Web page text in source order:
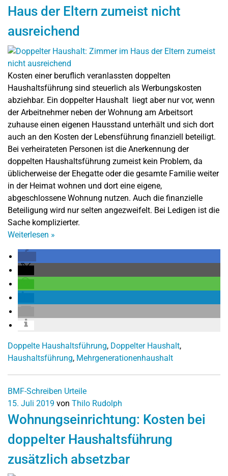
Haus der Eltern zumeist nicht
ausreichend
Kosten einer beruflich veranlassten doppelten
Haushaltsführung sind steuerlich als Werbungskosten
abziehbar. Ein doppelter Haushalt liegt aber nur vor, wenn
der Arbeitnehmer neben der Wohnung am Arbeitsort
zuhause einen eigenen Hausstand unterhält und sich dort
auch an den Kosten der Lebensführung finanziell beteiligt.
Bei verheirateten Personen ist die Anerkennung der
doppelten Haushaltsführung zumeist kein Problem, da
üblicherweise der Ehegatte oder die gesamte Familie weiter
in der Heimat wohnen und dort eine eigene,
abgeschlossene Wohnung nutzen. Auch die finanzielle
Beteiligung wird nur selten angezweifelt. Bei Ledigen ist die
Sache komplizierter.
Weiterlesen »
Doppelte Haushaltsführung, Doppelter Haushalt,
Haushaltsführung, Mehrgenerationenhaushalt
BMF-Schreiben Urteile
15. Juli 2019 von Thilo Rudolph
Wohnungseinrichtung: Kosten bei
doppelter Haushaltsführung
zusätzlich absetzbar